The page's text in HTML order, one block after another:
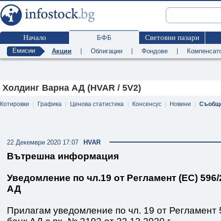
Начало БФБ Световни пазари
Емисии Акции Облигации Фондове
Холдинг Варна АД (HVAR / 5V2)
Котировки Графика Ценова статистика Консенсус Новини
HVAR
22 Декември 2020 17:07
Вътрешна информация
Уведомление по чл.19 от Регламент (ЕС)
АД
Прилагам уведомление по чл. 19 от Регламент